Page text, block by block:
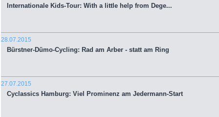
Internationale Kids-Tour: With a little help from Dege...
28.07.2015
Bürstner-Dümo-Cycling: Rad am Arber - statt am Ring
27.07.2015
Cyclassics Hamburg: Viel Prominenz am Jedermann-Start